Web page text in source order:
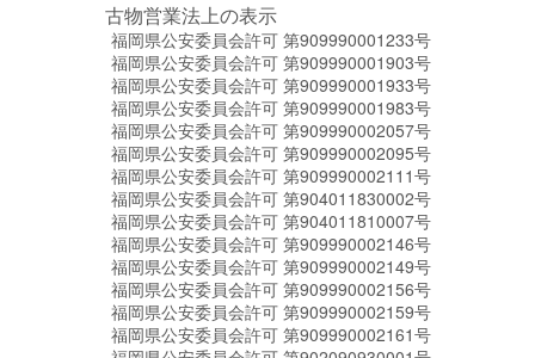
古物営業法上の表示
福岡県公安委員会許可 第909990001233号
福岡県公安委員会許可 第909990001903号
福岡県公安委員会許可 第909990001933号
福岡県公安委員会許可 第909990001983号
福岡県公安委員会許可 第909990002057号
福岡県公安委員会許可 第909990002095号
福岡県公安委員会許可 第909990002111号
福岡県公安委員会許可 第904011830002号
福岡県公安委員会許可 第904011810007号
福岡県公安委員会許可 第909990002146号
福岡県公安委員会許可 第909990002149号
福岡県公安委員会許可 第909990002156号
福岡県公安委員会許可 第909990002159号
福岡県公安委員会許可 第909990002161号